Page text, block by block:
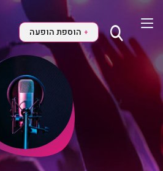
+ הוספת הופעה